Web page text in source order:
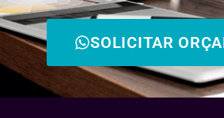
SOLICITAR